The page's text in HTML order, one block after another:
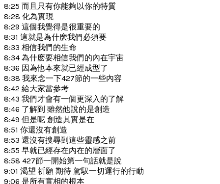
8:25 而且只有你能夠以你的特質
8:28 化為實現
8:29 這個我覺得是很重要的
8:31 這就是為什麽我們必須要
8:33 相信我們的生命
8:34 為什麽要相信我們的內在宇宙
8:36 因為他本來就已經成型了
8:38 我來念一下427節的一些內容
8:42 給大家當參考
8:43 我們才會有一個更深入的了解
8:46 了解到 雖然他說的是創造
8:49 但是呢 創造其實是在
8:51 你還沒有創造
8:53 還沒有搜尋到這些靈感之前
8:55 早就已經存在內在的層面了
8:58 427節一開始第一句話就是說
9:01 渴望 祈願 期待 駕馭一切運行的行動
9:06 是所有實相的根本